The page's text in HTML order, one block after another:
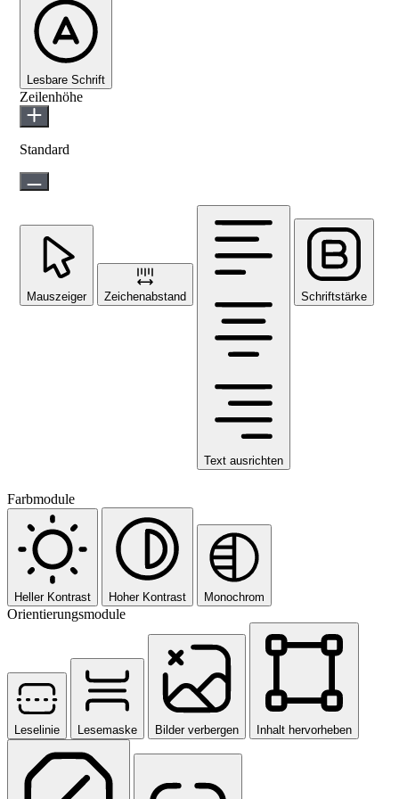
Lesbare Schrift
Zeilenhöhe
Standard
Mauszeiger Zeichenabstand
Text ausrichten
Schriftstärke
Farbmodule
Heller Kontrast Hoher Kontrast Monochrom
Orientierungsmodule
Leselinie Lesemaske Bilder verbergen Inhalt hervorheben